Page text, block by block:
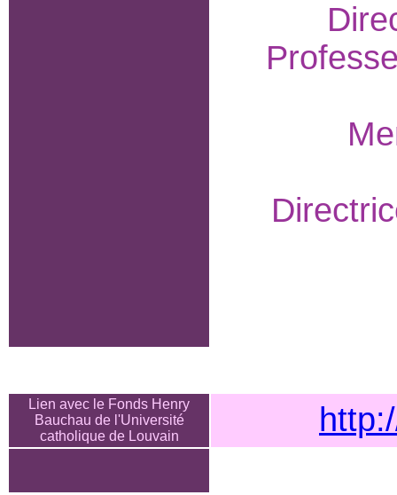
Lien avec le Fonds Henry
Bauchau de l'Université
catholique de Louvain